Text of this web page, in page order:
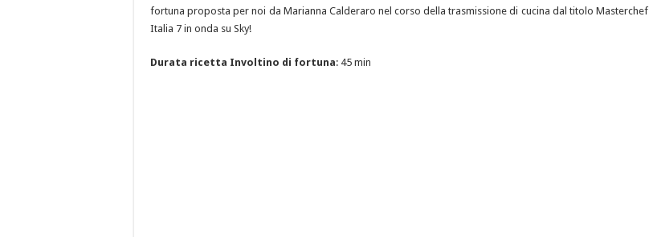
fortuna proposta per noi da Marianna Calderaro nel corso della trasmissione di cucina dal titolo Masterchef
Italia 7 in onda su Sky!
Durata ricetta Involtino di fortuna: 45 min